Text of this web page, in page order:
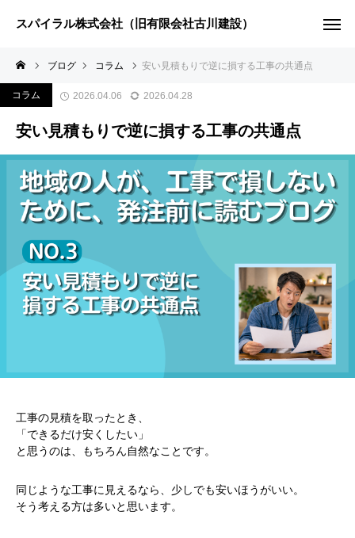
スパイラル株式会社（旧有限会社古川建設）
ブログ コラム 安い見積もりで逆に損する工事の共通点
コラム 2026.04.06 2026.04.28
安い見積もりで逆に損する工事の共通点
工事の見積を取ったとき、
「できるだけ安くしたい」
と思うのは、もちろん自然なことです。
同じような工事に見えるなら、少しでも安いほうがいい。
そう考える方は多いと思います。